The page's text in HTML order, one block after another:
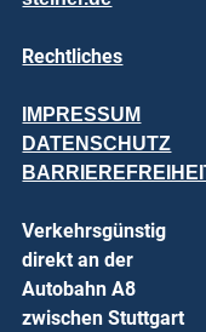
Rechtliches
IMPRESSUM
DATENSCHUTZ
Verkehrsgünstig
direkt an der
Autobahn A8
zwischen Stuttgart